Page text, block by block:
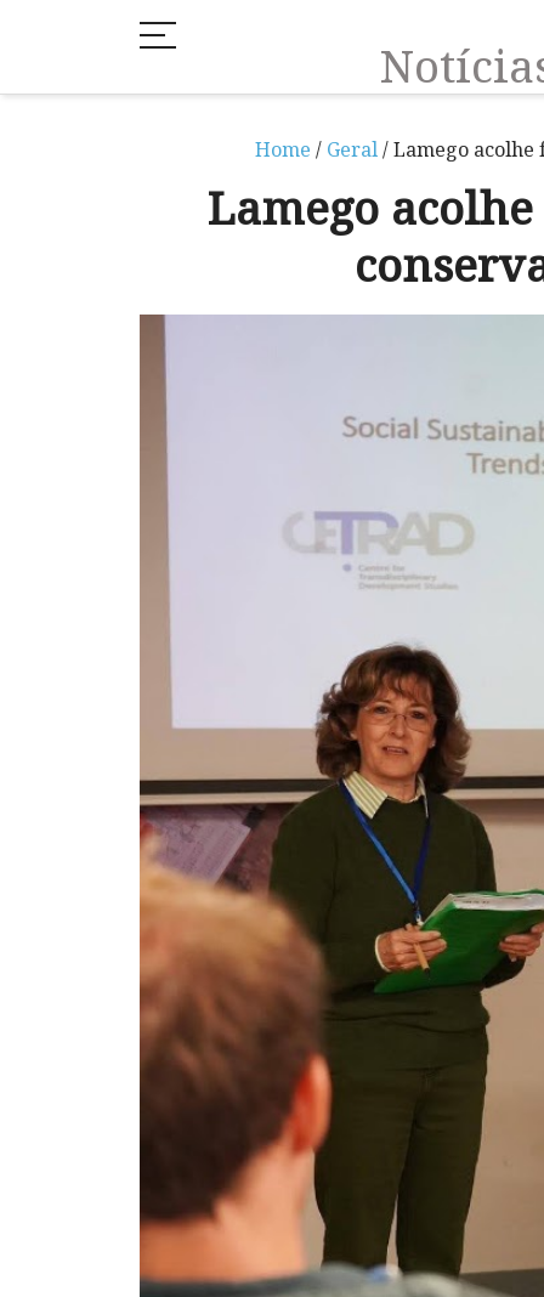
Home / Geral/ Lamego acolhe
Lamego